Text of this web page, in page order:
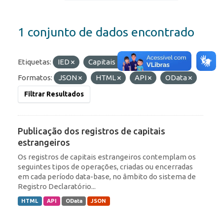
1 conjunto de dados encontrado
Etiquetas: IED
Capitais Estrangeiros
Formatos:
JSON HTML API OData
Filtrar Resultados
Publicação dos registros de capitais
estrangeiros
Os registros de capitais estrangeiros contemplam os
seguintes tipos de operações, criadas ou encerradas
em cada período data-base, no âmbito do sistema de
Registro Declaratório...
HTML API OData JSON